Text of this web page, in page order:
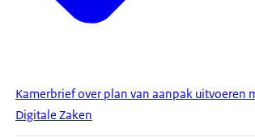
Kamerbrief over plan van aanpak uitvoeren
Digitale Zaken